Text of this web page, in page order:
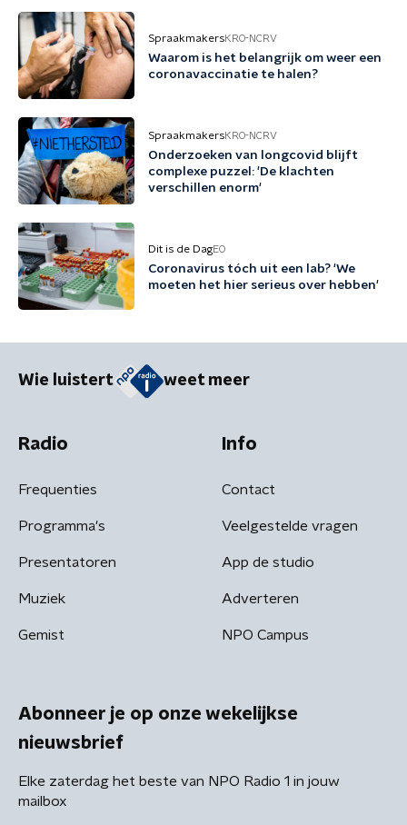
SpraakmakersKRO-NCRV
Waarom is het belangrijk om weer een
coronavaccinatie te halen?
SpraakmakersKRO-NCRV
Onderzoeken van longcovid blijft
complexe puzzel: 'De klachten
verschillen enorm'
Dit is de DagEO
Coronavirus tóch uit een lab? 'We
moeten het hier serieus over hebben'
Wie luistert weet meer
Radio
Frequenties
Programma's
Presentatoren
Muziek
Gemist
Info
Contact
Veelgestelde vragen
App de studio
Adverteren
NPO Campus
Abonneer je op onze wekelijkse
nieuwsbrief
Elke zaterdag het beste van NPO Radio 1 in jouw
mailbox